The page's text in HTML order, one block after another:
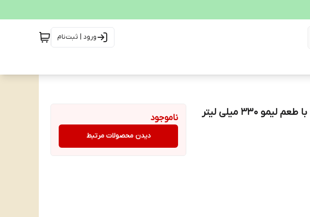
ورود | ثبت‌نام
نوشیدنی مالت بدون الکل باواریا با طعم لیمو 330 میلی لیتر
ناموجود
دیدن محصولات مرتبط